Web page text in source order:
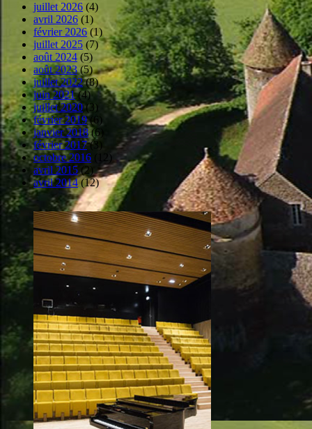
juillet 2026 (4)
avril 2026 (1)
février 2026 (1)
juillet 2025 (7)
août 2024 (5)
août 2023(5)
juillet 2022(8)
juin 2021(4)
juillet 2020(3)
février 2019(6)
janvier 2018 (6)
février 2017(3)
octobre 2016 (12)
avril 2015(2)
avril 2014(12)